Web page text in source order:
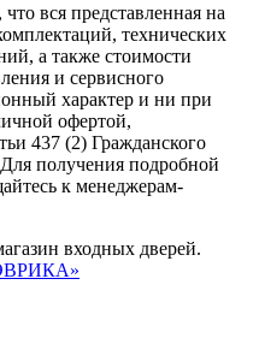
вся представленная на
технических
а также стоимости
и сервисного
характер и ни при
офертой,
437 (2) Гражданского
получения подробной
к менеджерам-
входных дверей.